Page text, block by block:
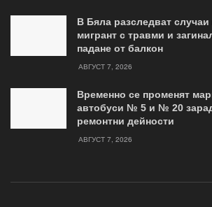
В Бяла разследват случаи
мигрант с травми и
падане от балкон
АВГУСТ 7, 2026
Временно се променят
автобуси № 5 и № 20
ремонтни дейности
АВГУСТ 7, 2026